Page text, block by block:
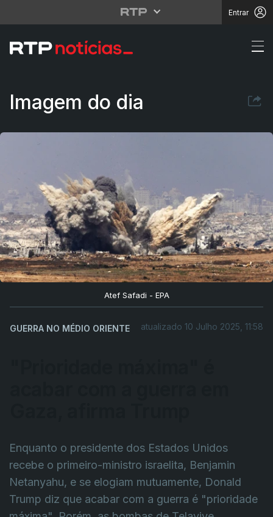
Entrar
"Prioridade máxima"
Imagem do dia
Atef Safadi - EPA
GUERRA NO MÉDIO ORIENTE atualizado 10 Julho 2025, 11:58
Enquanto o presidente dos Estados Unidos
recebe o primeiro-ministro israelita, Benjamin
Netanyahu, e se elogiam mutuamente, Donald
Trump diz que acabar com a guerra é "prioridade